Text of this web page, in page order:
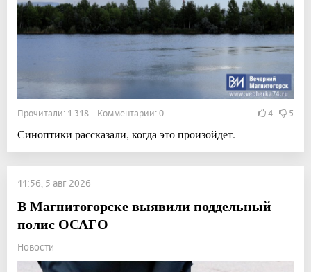
Прочитали: 1 318 Комментарии: 0 4 5
Синоптики рассказали, когда это произойдет.
11:56, 5 авг 2026
В Магнитогорске выявили поддельный
полис ОСАГО
Новости